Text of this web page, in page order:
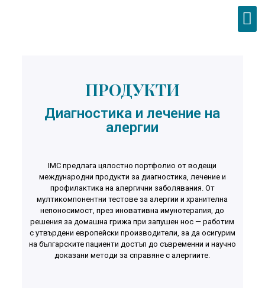
ПРОДУКТИ
Диагностика и лечение на
алергии
IMC предлага цялостно портфолио от водещи
международни продукти за диагностика, лечение и
профилактика на алергични заболявания. От
мултикомпонентни тестове за алергии и хранителна
непоносимост, през иновативна имунотерапия, до
решения за домашна грижа при запушен нос — работим
с утвърдени европейски производители, за да осигурим
на българските пациенти достъп до съвременни и научно
доказани методи за справяне с алергиите.